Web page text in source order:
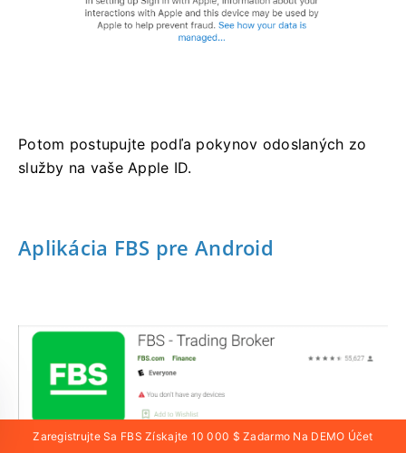
Potom postupujte podľa pokynov odoslaných zo
služby na vaše Apple ID.
Aplikácia FBS pre Android
Zaregistrujte Sa FBS Získajte 10 000 $ Zadarmo Na DEMO Účet